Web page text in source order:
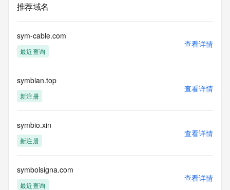
推荐域名
sym-cable.com
最近查询
查看详情
symbian.top
新注册
查看详情
symbio.xin
新注册
查看详情
symbolsigna.com
最近查询
查看详情